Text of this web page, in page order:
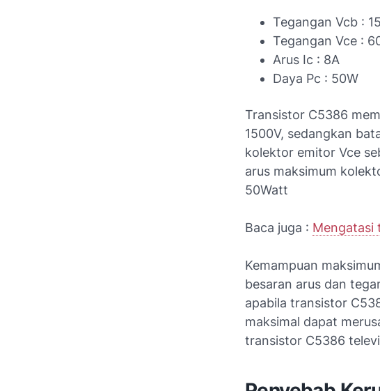
Tegangan Vcb :
Tegangan Vce :
Arus Ic : 8A
Daya Pc : 50W
Transistor C5386
1500V, sedangkan
kolektor emitor Vce
arus maksimum
50Watt
Baca juga : Mengatasi
Kemampuan
besaran arus dan
apabila transistor
maksimal dapat
transistor C5386